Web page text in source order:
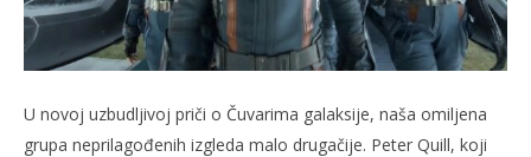
09.05.2023.
slatina.net
U novoj uzbudljivoj priči o Čuvarima galaksije, naša omiljena
grupa neprilagođenih izgleda malo drugačije. Peter Quill, koji